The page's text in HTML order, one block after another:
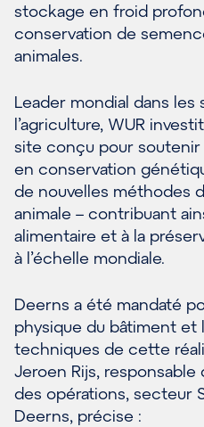
stockage en froid
conservation de
animales.
Leader mondial dans
l’agriculture, WUR
site conçu pour
en conservation
de nouvelles méthodes
animale – contribuant
alimentaire et à la
à l’échelle mondiale.
Deerns a été mandaté
physique du bâtiment et
techniques de cette
Jeroen Rijs,
des opérations, secteur
Deerns, précise :